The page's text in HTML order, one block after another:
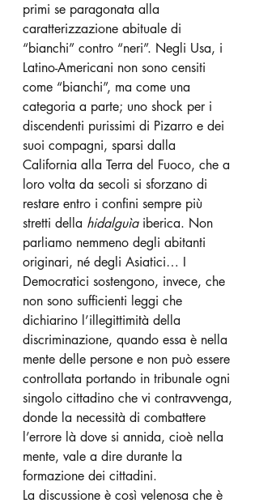
primi se paragonata alla
caratterizzazione abituale di
“bianchi” contro “neri”. Negli Usa, i
Latino-Americani non sono censiti
come “bianchi”, ma come una
categoria a parte; uno shock per i
discendenti purissimi di Pizarro e dei
suoi compagni, sparsi dalla
California alla Terra del Fuoco, che a
loro volta da secoli si sforzano di
restare entro i confini sempre più
stretti della hidalguìa iberica. Non
parliamo nemmeno degli abitanti
originari, né degli Asiatici… I
Democratici sostengono, invece, che
non sono sufficienti leggi che
dichiarino l’illegittimità della
discriminazione, quando essa è nella
mente delle persone e non può essere
controllata portando in tribunale ogni
singolo cittadino che vi contravvenga,
donde la necessità di combattere
l’errore là dove si annida, cioè nella
mente, vale a dire durante la
formazione dei cittadini.
La discussione è così velenosa che è